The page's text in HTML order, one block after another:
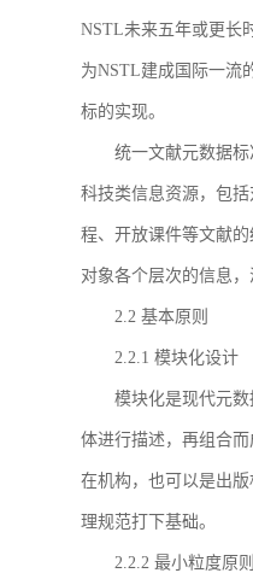
NSTL未来五年或更长
为NSTL建成国际一流
标的实现。
统一文献元数据
科技类信息资源，包
程、开放课件等文献
对象各个层次的信息
2.2 基本原则
2.2.1 模块化设计
模块化是现代元
体进行描述，再组合
在机构，也可以是出
理规范打下基础。
2.2.2 最小粒度原